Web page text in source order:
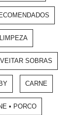
SOBRAS
CARNE
• PORCO